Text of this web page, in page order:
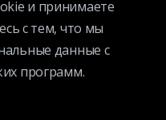
Посмотреть на карте
использованием файлов cookie и принимаете
данные с
программ.